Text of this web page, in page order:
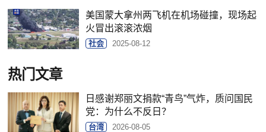
美国蒙大拿州两飞机在机场碰撞，现场起
火冒出滚滚浓烟
社会 2025-08-12
热门文章
日感谢郑丽文捐款“青鸟”气炸，质问国民
党：为什么不反日？
台湾 2026-08-05